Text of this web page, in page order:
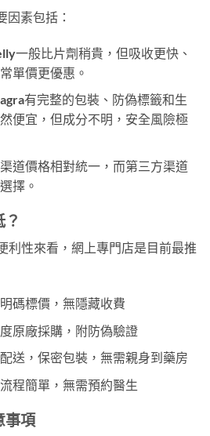
因素包括：
一般比片劑稍貴，但吸收更快、
單價更優惠。
有完整的包裝、防偽標籤和生
便宜，但成分不明，安全風險極
道價格相對統一，而第三方渠道
擇。
利性來看，網上專門店是目前最推
碼標價，無隱藏收費
原廠採購，附防偽驗證
配送，保密包裝，無需親身到藥房
程簡單，無需預約醫生
事項